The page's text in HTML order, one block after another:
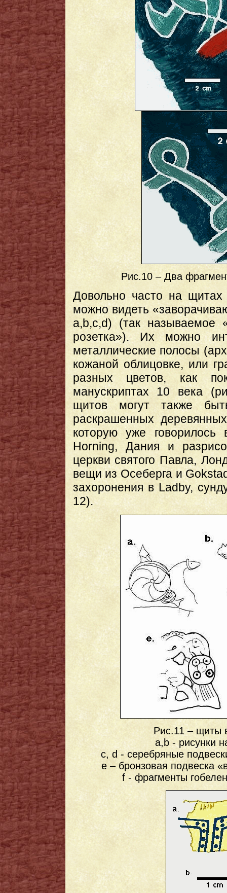
Рис.10 – Два
Довольно часто на щитах
можно видеть
a,b,c,d) (так называемое
розетка»). Их можно
металлические полосы
кожаной облицовке, или
разных цветов, как
манускриптах 10 века
щитов могут также
раскрашенных
которую уже
Horning, Дания и
церкви святого Павла,
вещи из Осеберга и
захоронения в Ladby,
12).
Рис.11 – щиты
a,b - рисунки
c, d - серебряные
e – бронзовая подвеска
f - фрагменты